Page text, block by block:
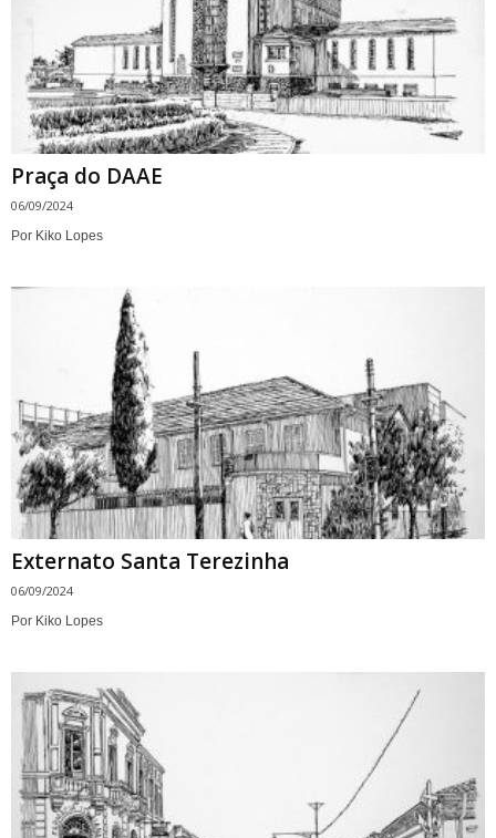
Praça do DAAE
06/09/2024
Por Kiko Lopes
Externato Santa Terezinha
06/09/2024
Por Kiko Lopes